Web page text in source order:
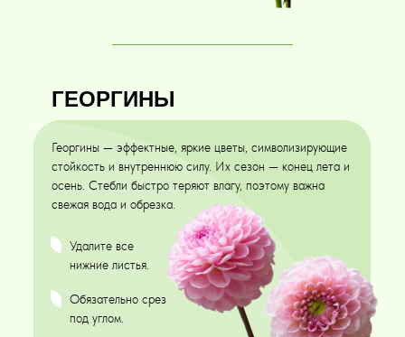
ГЕОРГИНЫ
Удалите все
нижние листья.
Обязательно срез
под углом.
Георгины — эффектные, яркие цветы, символизирующие
стойкость и внутреннюю силу. Их сезон — конец лета и
осень. Стебли быстро теряют влагу, поэтому важна
свежая вода и обрезка.